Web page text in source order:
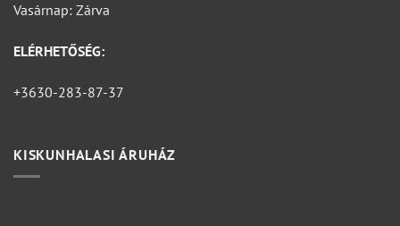
Vasárnap: Zárva
ELÉRHETŐSÉG:
+3630-283-87-37
KISKUNHALASI ÁRUHÁZ